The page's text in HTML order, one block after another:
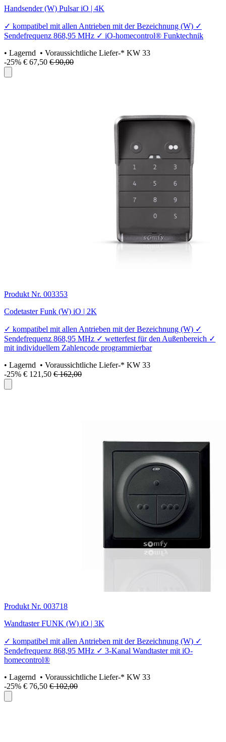
Handsender (W) Pulsar iO | 4K
✓ kompatibel mit allen Antrieben mit der Bezeichnung (W) ✓
Sendefrequenz 868,95 MHz ✓ iO-homecontrol® Funktechnik
• Lagernd • Voraussichtliche Liefer-* KW 33
-25% € 67,50 € 90,00
Produkt Nr. 003353
Codetaster Funk (W) iO | 2K
✓ kompatibel mit allen Antrieben mit der Bezeichnung (W) ✓
Sendefrequenz 868,95 MHz ✓ wetterfest für den Außenbereich ✓
mit individuellem Zahlencode programmierbar
• Lagernd • Voraussichtliche Liefer-* KW 33
-25% € 121,50 € 162,00
Produkt Nr. 003718
Wandtaster FUNK (W) iO | 3K
✓ kompatibel mit allen Antrieben mit der Bezeichnung (W) ✓
Sendefrequenz 868,95 MHz ✓ 3-Kanal Wandtaster mit iO-
homecontrol®
• Lagernd • Voraussichtliche Liefer-* KW 33
-25% € 76,50 € 102,00